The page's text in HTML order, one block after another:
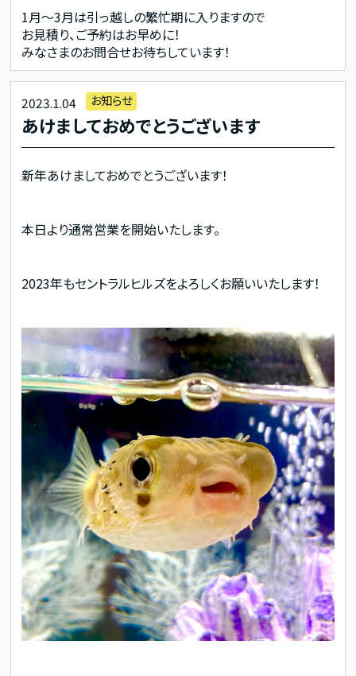
1月～3月は引っ越しの繁忙期に入りますので
お見積り、ご予約はお早めに！
みなさまのお問合せお待ちしています！
2023.1.04 お知らせ
あけましておめでとうございます
新年あけましておめでとうございます！
本日より通常営業を開始いたします。
2023年もセントラルヒルズをよろしくお願いいたします！